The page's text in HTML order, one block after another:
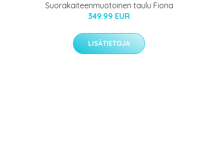
Suorakaiteenmuotoinen taulu Fiona
349.99 EUR
LISÄTIETOJA